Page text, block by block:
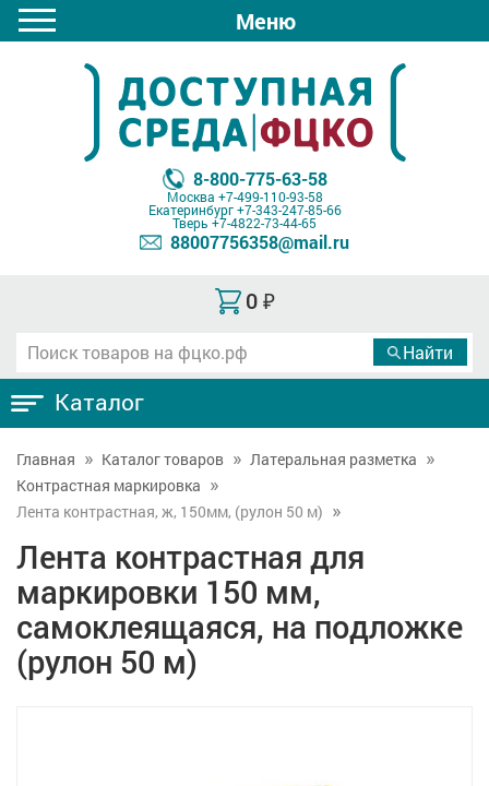
Меню
8-800-775-63-58
Москва +7-499-110-93-58
Екатеринбург+7-343-247-85-66
Тверь +7-4822-73-44-65
88007756358@mail.ru
0 ₽
Каталог
Главная Каталог товаров
Латеральная разметка
Контрастная маркировка
Лента контрастная, ж, 150мм, (рулон 50 м)
Лента контрастная для
маркировки 150 мм,
самоклеящаяся, на подложке
(рулон 50 м)